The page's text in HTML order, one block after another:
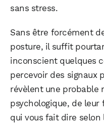
sans stress.
Sans être forcément
posture, il suffit
inconscient quelques
percevoir des signaux
révèlent une probable
psychologique, de
qui vous fait dire selon